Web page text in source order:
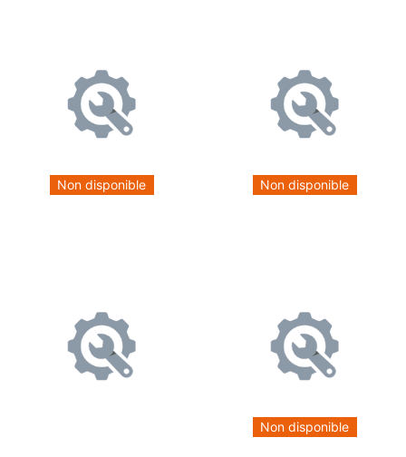
Non disponible Non disponible
Non disponible